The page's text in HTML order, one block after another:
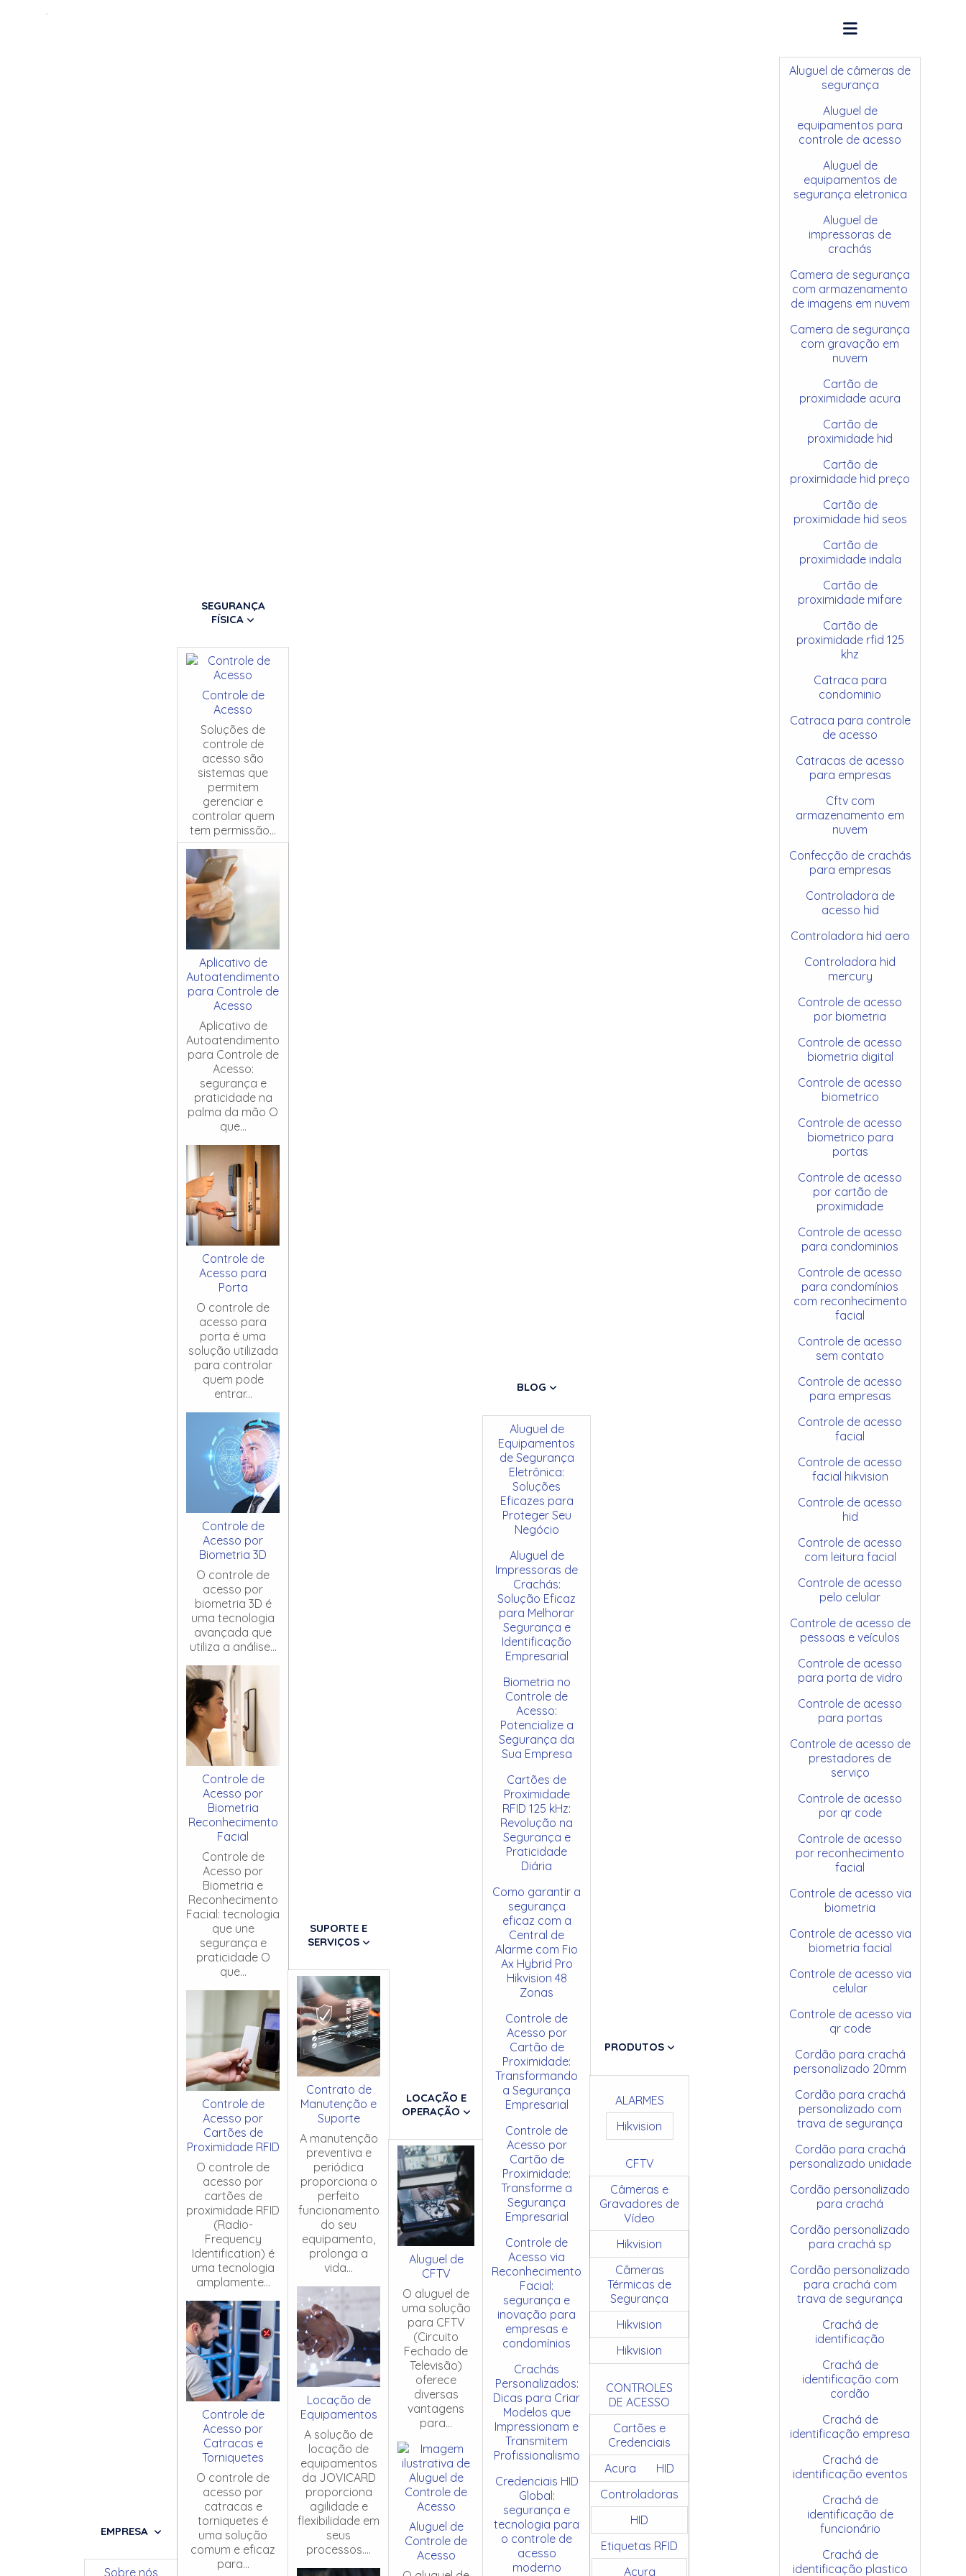
EMPRESA
Sobre nós
SEGURANÇA
FÍSICA
Controle de
Acesso
Soluções de
controle de
acesso são
sistemas que
permitem
gerenciar e
controlar quem
tem permissão...
Aplicativo de
Autoatendimento
para Controle de
Acesso
Aplicativo de
Autoatendimento
para Controle de
Acesso:
segurança e
praticidade na
palma da mão O
que...
Controle de
Acesso para
Porta
O controle de
acesso para
porta é uma
solução utilizada
para controlar
quem pode
entrar...
Controle de
Acesso por
Biometria 3D
O controle de
acesso por
biometria 3D é
uma tecnologia
avançada que
utiliza a análise...
Controle de
Acesso por
Biometria
Reconhecimento
Facial
Controle de
Acesso por
Biometria e
Reconhecimento
Facial: tecnologia
que une
segurança e
praticidade O
que...
Controle de
Acesso por
Cartões de
Proximidade RFID
O controle de
acesso por
cartões de
proximidade RFID
(Radio-
Frequency
Identification) é
uma tecnologia
amplamente...
Controle de
Acesso por
Catracas e
Torniquetes
O controle de
acesso por
catracas e
torniquetes é
uma solução
comum e eficaz
para...
SUPORTE E
SERVIÇOS
Contrato de
Manutenção e
Suporte
A manutenção
preventiva e
periódica
proporciona o
perfeito
funcionamento
do seu
equipamento,
prolonga a
vida...
Locação de
Equipamentos
A solução de
locação de
equipamentos
da JOVICARD
proporciona
agilidade e
flexibilidade em
seus
processos....
LOCAÇÃO E
OPERAÇÃO
Aluguel de
CFTV
O aluguel de
uma solução
para CFTV
(Circuito
Fechado de
Televisão)
oferece
diversas
vantagens
para...
Aluguel de
Controle de
Acesso
BLOG
Aluguel de
Equipamentos
de Segurança
Eletrônica:
Soluções
Eficazes para
Proteger Seu
Negócio
Aluguel de
Impressoras de
Crachás:
Solução Eficaz
para Melhorar
Segurança e
Identificação
Empresarial
Biometria no
Controle de
Acesso:
Potencialize a
Segurança da
Sua Empresa
Cartões de
Proximidade
RFID 125 kHz:
Revolução na
Segurança e
Praticidade
Diária
Como garantir a
segurança
eficaz com a
Central de
Alarme com Fio
Ax Hybrid Pro
Hikvision 48
Zonas
Controle de
Acesso por
Cartão de
Proximidade:
Transformando
a Segurança
Empresarial
Controle de
Acesso por
Cartão de
Proximidade:
Transforme a
Segurança
Empresarial
Controle de
Acesso via
Reconhecimento
Facial:
segurança e
inovação para
empresas e
condomínios
Crachás
Personalizados:
Dicas para Criar
Modelos que
Impressionam e
Transmitem
Profissionalismo
Credenciais HID
Global:
segurança e
tecnologia para
o controle de
acesso
moderno
PRODUTOS
ALARMES
Hikvision
CFTV
Câmeras e
Gravadores de
Vídeo
Hikvision
Câmeras
Térmicas de
Segurança
Hikvision
Hikvision
CONTROLES
DE ACESSO
Cartões e
Credenciais
Acura
HID
Controladoras
HID
Etiquetas RFID
Acura
Aluguel de câmeras de
segurança
Aluguel de
equipamentos para
controle de acesso
Aluguel de
equipamentos de
segurança eletronica
Aluguel de
impressoras de
crachás
Camera de segurança
com armazenamento
de imagens em nuvem
Camera de segurança
com gravação em
nuvem
Cartão de
proximidade acura
Cartão de
proximidade hid
Cartão de
proximidade hid preço
Cartão de
proximidade hid seos
Cartão de
proximidade indala
Cartão de
proximidade mifare
Cartão de
proximidade rfid 125
khz
Catraca para
condominio
Catraca para controle
de acesso
Catracas de acesso
para empresas
Cftv com
armazenamento em
nuvem
Confecção de crachás
para empresas
Controladora de
acesso hid
Controladora hid aero
Controladora hid
mercury
Controle de acesso
por biometria
Controle de acesso
biometria digital
Controle de acesso
biometrico
Controle de acesso
biometrico para
portas
Controle de acesso
por cartão de
proximidade
Controle de acesso
para condominios
Controle de acesso
para condomínios
com reconhecimento
facial
Controle de acesso
sem contato
Controle de acesso
para empresas
Controle de acesso
facial
Controle de acesso
facial hikvision
Controle de acesso
hid
Controle de acesso
com leitura facial
Controle de acesso
pelo celular
Controle de acesso de
pessoas e veículos
Controle de acesso
para porta de vidro
Controle de acesso
para portas
Controle de acesso de
prestadores de
serviço
Controle de acesso
por qr code
Controle de acesso
por reconhecimento
facial
Controle de acesso via
biometria
Controle de acesso via
biometria facial
Controle de acesso via
celular
Controle de acesso via
qr code
Cordão para crachá
personalizado 20mm
Cordão para crachá
personalizado com
trava de segurança
Cordão para crachá
personalizado unidade
Cordão personalizado
para crachá
Cordão personalizado
para crachá sp
Cordão personalizado
para crachá com
trava de segurança
Crachá de
identificação
Crachá de
identificação com
cordão
Crachá de
identificação empresa
Crachá de
identificação eventos
Crachá de
identificação de
funcionário
Crachá de
identificação plastico